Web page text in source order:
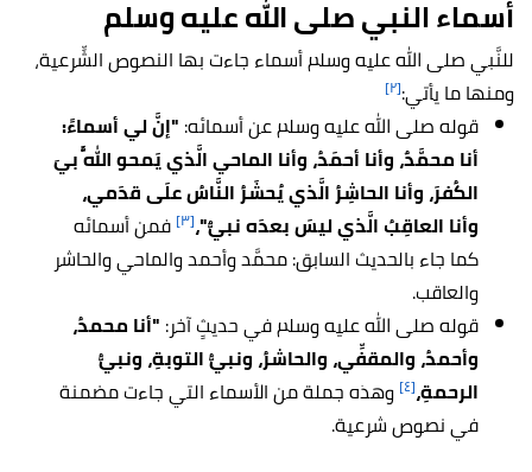
أسماء النبي صلى الله عليه وسلم
للنَّبي صلى الله عليه وسلم أسماء جاءت بها النصوص الشِّرعية،
ومنها ما يأتي:[٢]
قوله صلى الله عليه وسلم عن أسمائه: "إنَّ لي أسماءً:
أنا محمَّدٌ، وأنا أحمَدُ، وأنا الماحي الَّذي يَمحو اللَّهُ بيَ
الكُفرَ، وأنا الحاشِرُ الَّذي يُحشَرُ النَّاسُ علَى قدَمي،
وأنا العاقِبُ الَّذي ليسَ بعدَه نبيٌّ"،[٣]
فمن أسمائه
كما جاء بالحديث السابق: محمَّد وأحمد والماحي والحاشر
والعاقب.
قوله صلى الله عليه وسلم في حديثٍ آخر: "أنا محمدُ،
وأحمدُ، والمقفِّي، والحاشرُ، ونبيُّ التوبةِ، ونبيُّ
الرحمةِ،[٤]
وهذه جملة من الأسماء التي جاءت مضمنة
في نصوص شرعية.